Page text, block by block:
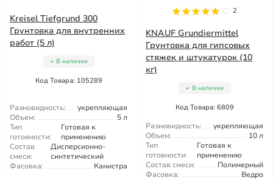
Kreisel Tiefgrund 300
Грунтовка для внутренних
работ (5 л)
В наличии
Код Товара: 105289
Разновидность:
укрепляющая
Объем:
5 л
Тип
готовности:
Готовая к
применению
Состав
смеси:
Дисперсионно-
синтетический
Фасовка:
Канистра
2
KNAUF Grundiermittel
Грунтовка для гипсовых
стяжек и штукатурок (10
кг)
В наличии
Код Товара: 6809
Разновидность:
укрепляющая
Объем:
10 л
Тип
готовности:
Готовая к
применению
Состав смеси:
Полимерный
Фасовка:
Ведро